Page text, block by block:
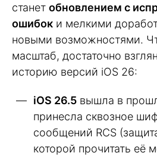
станет обновлением с
ошибок и мелкими
новыми возможностями.
масштаб, достаточно
историю версий iOS 26:
iOS 26.5 вышла в
принесла сквозное
сообщений RCS
которой прочитать её